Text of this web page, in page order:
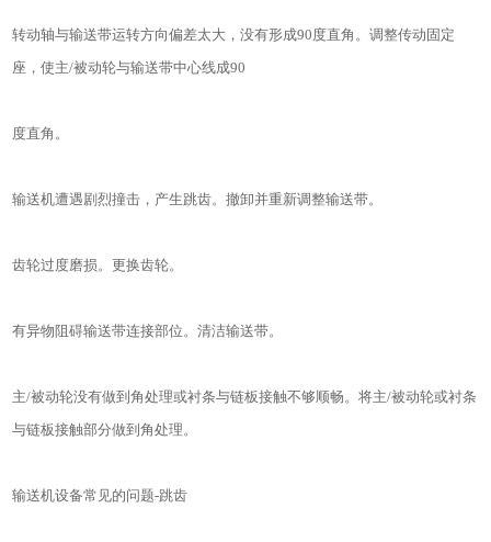
转动轴与输送带运转方向偏差太大，没有形成90度直角。调整传动固定
座，使主/被动轮与输送带中心线成90
度直角。
输送机遭遇剧烈撞击，产生跳齿。撤卸并重新调整输送带。
齿轮过度磨损。更换齿轮。
有异物阻碍输送带连接部位。清洁输送带。
主/被动轮没有做到角处理或衬条与链板接触不够顺畅。将主/被动轮或衬条
与链板接触部分做到角处理。
输送机设备常见的问题-跳齿